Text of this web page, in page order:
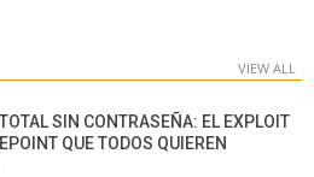
VIEW ALL
SIN CONTRASEÑA: EL EXPLOIT
QUE TODOS QUIEREN